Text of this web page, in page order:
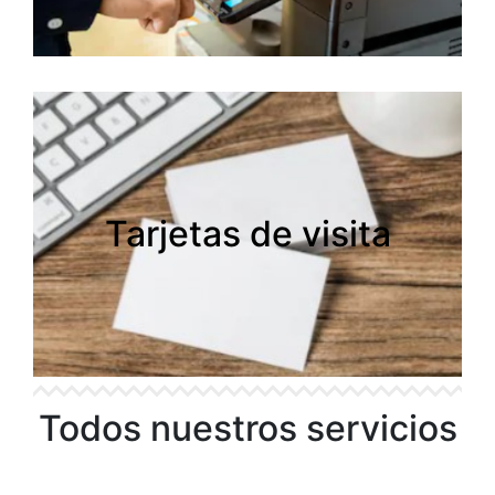
Tarjetas de visita
Tarjetas de visita
Todos nuestros servicios